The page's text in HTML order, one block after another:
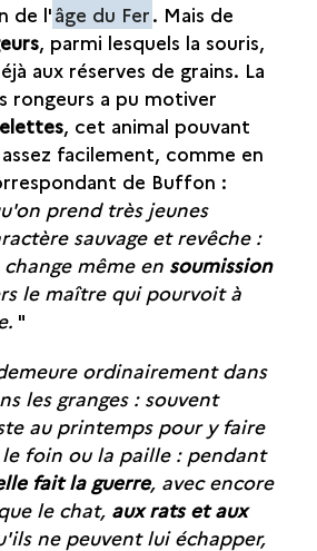
de l'âge du Fer. Mais de
, parmi lesquels la souris,
aux réserves de grains. La
rongeurs a pu motiver
, cet animal pouvant
facilement, comme en
de Buffon :
prend très jeunes
sauvage et revêche :
même en soumission
le maître qui pourvoit à
"
ordinairement dans
les granges : souvent
au printemps pour y faire
foin ou la paille : pendant
fait la guerre, avec encore
le chat, aux rats et aux
ne peuvent lui échapper,